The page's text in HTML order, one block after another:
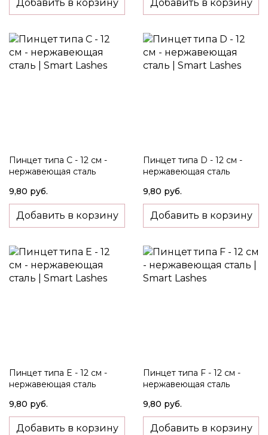
Добавить в корзину Добавить в корзину
Пинцет типа C - 12 см -
нержавеющая сталь
9,80 руб.
Добавить в корзину
Пинцет типа D - 12 см -
нержавеющая сталь
9,80 руб.
Добавить в корзину
Пинцет типа E - 12 см -
нержавеющая сталь
9,80 руб.
Добавить в корзину
Пинцет типа F - 12 см -
нержавеющая сталь
9,80 руб.
Добавить в корзину